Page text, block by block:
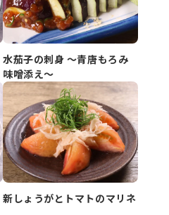
水茄子の刺身 ～青唐もろみ
味噌添え～
新しょうがとトマトのマリネ